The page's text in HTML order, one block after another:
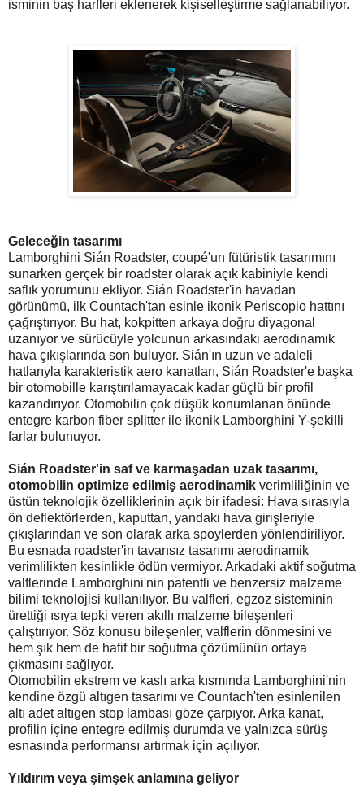
isminin baş harfleri eklenerek kişiselleştirme sağlanabiliyor.
Geleceğin tasarımı
Lamborghini Sián Roadster, coupé'un fütüristik tasarımını
sunarken gerçek bir roadster olarak açık kabiniyle kendi
saflık yorumunu ekliyor. Sián Roadster'in havadan
görünümü, ilk Countach'tan esinle ikonik Periscopio hattını
çağrıştırıyor. Bu hat, kokpitten arkaya doğru diyagonal
uzanıyor ve sürücüyle yolcunun arkasındaki aerodinamik
hava çıkışlarında son buluyor. Sián'ın uzun ve adaleli
hatlarıyla karakteristik aero kanatları, Sián Roadster'e başka
bir otomobille karıştırılamayacak kadar güçlü bir profil
kazandırıyor. Otomobilin çok düşük konumlanan önünde
entegre karbon fiber splitter ile ikonik Lamborghini Y-şekilli
farlar bulunuyor.
Sián Roadster'in saf ve karmaşadan uzak tasarımı,
otomobilin optimize edilmiş aerodinamik verimliliğinin ve
üstün teknolojik özelliklerinin açık bir ifadesi: Hava sırasıyla
ön deflektörlerden, kaputtan, yandaki hava girişleriyle
çıkışlarından ve son olarak arka spoylerden yönlendiriliyor.
Bu esnada roadster'in tavansız tasarımı aerodinamik
verimlilikten kesinlikle ödün vermiyor. Arkadaki aktif soğutma
valflerinde Lamborghini'nin patentli ve benzersiz malzeme
bilimi teknolojisi kullanılıyor. Bu valfleri, egzoz sisteminin
ürettiği ısıya tepki veren akıllı malzeme bileşenleri
çalıştırıyor. Söz konusu bileşenler, valflerin dönmesini ve
hem şık hem de hafif bir soğutma çözümünün ortaya
çıkmasını sağlıyor.
Otomobilin ekstrem ve kaslı arka kısmında Lamborghini'nin
kendine özgü altıgen tasarımı ve Countach'ten esinlenilen
altı adet altıgen stop lambası göze çarpıyor. Arka kanat,
profilin içine entegre edilmiş durumda ve yalnızca sürüş
esnasında performansı artırmak için açılıyor.
Yıldırım veya şimşek anlamına geliyor